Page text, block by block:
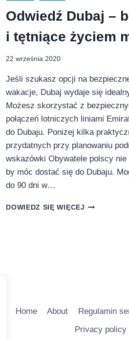
Odwiedź Dubaj –
i tętniące życiem
22 września 2020
Jeśli szukasz opcji na
wakacje, Dubaj wydaje się
Możesz skorzystać z
połączeń lotniczych liniami
do Dubaju. Poniżej kilka
przydatnych przy planowaniu
wskazówki Obywatele polscy nie
by móc dostać się do Dubaju.
do 90 dni w…
DOWIEDZ SIĘ WIĘCEJ ODWIEDŹ
Home About Regulamin
Privacy policy